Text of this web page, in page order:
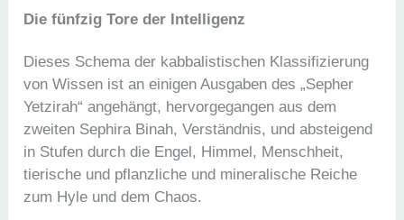
Die fünfzig Tore der Intelligenz
Dieses Schema der kabbalistischen Klassifizierung
von Wissen ist an einigen Ausgaben des „Sepher
Yetzirah“ angehängt, hervorgegangen aus dem
zweiten Sephira Binah, Verständnis, und absteigend
in Stufen durch die Engel, Himmel, Menschheit,
tierische und pflanzliche und mineralische Reiche
zum Hyle und dem Chaos.